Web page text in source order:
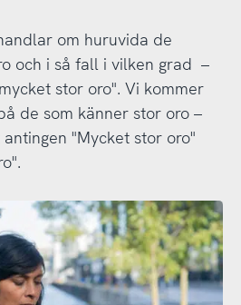
om huruvida de
och i så fall i vilken grad –
stor oro". Vi kommer
de som känner stor oro –
"Mycket stor oro"